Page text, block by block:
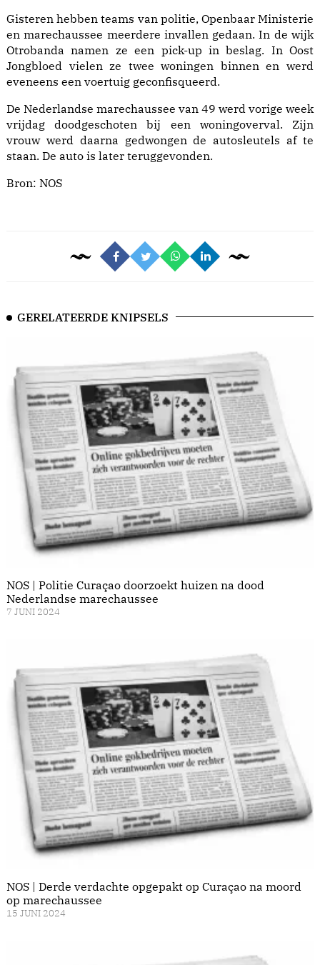
Gisteren hebben teams van politie, Openbaar Ministerie
en marechaussee meerdere invallen gedaan. In de wijk
Otrobanda namen ze een pick-up in beslag. In Oost
Jongbloed vielen ze twee woningen binnen en werd
eveneens een voertuig geconfisqueerd.
De Nederlandse marechaussee van 49 werd vorige week
vrijdag doodgeschoten bij een woningoverval. Zijn
vrouw werd daarna gedwongen de autosleutels af te
staan. De auto is later teruggevonden.
Bron: NOS
GERELATEERDE KNIPSELS
NOS | Politie Curaçao doorzoekt huizen na dood
Nederlandse marechaussee
7 JUNI 2024
NOS | Derde verdachte opgepakt op Curaçao na moord
op marechaussee
15 JUNI 2024